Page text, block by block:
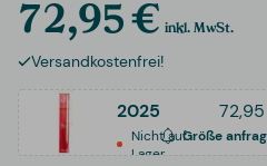
72,95 € inkl. MwSt.
Versandkostenfrei!
2025
Nicht auf
Lager
Größe